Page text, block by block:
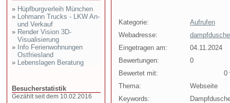
» Hüpfburgverleih München
» Lohmann Trucks - LKW An-
und Verkauf
» Render Vision 3D-
Visualisierung
» Info Ferienwohnungen
Ostfriesland
» Lebenslagen Beratung
Besucherstatistik
Gezählt seit dem 10.02.2016
Kategorie:
Aufrufen
Webadresse:
Eingetragen am:
04.11.2024
Bewertungen:
0
Bewertet mit:
0
Thema:
Webseite
Keywords: